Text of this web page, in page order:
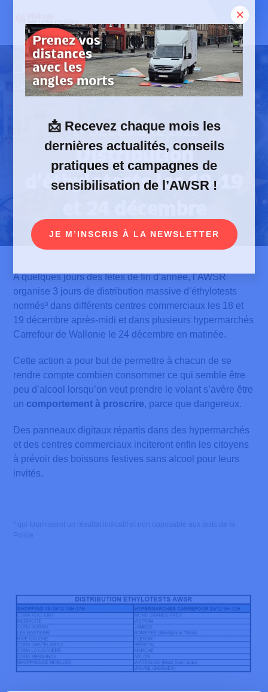
content
Actualités
Distribution d’éthylotests les 18-19 et 24 décembre
17 DÉCEMBRE 2021
Distribution
d’éthylotests les 18-19
A quelques jours des fêtes de fin d’année, l’AWSR
organise 3 jours de distribution massive d’éthylotests
normés³ dans différents centres commerciaux les 18 et
19 décembre après-midi et dans plusieurs hypermarchés
Carrefour de Wallonie le 24 décembre en matinée.
Cette action a pour but de permettre à chacun de se
rendre compte combien consommer ce qui semble être
peu d’alcool lorsqu’on veut prendre le volant s’avère être
un comportement à proscrire, parce que dangereux.
Des panneaux digitaux répartis dans des hypermarchés
et des centres commerciaux inciteront enfin les citoyens
à prévoir des boissons festives sans alcool pour leurs
invités.
📩 Recevez chaque mois les
dernières actualités, conseils
pratiques et campagnes de
sensibilisation de l’AWSR !
JE M’INSCRIS À LA NEWSLETTER